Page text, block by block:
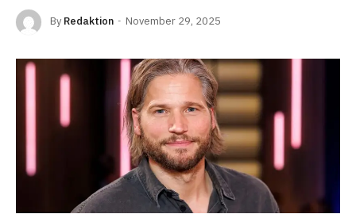
By Redaktion November 29, 2025